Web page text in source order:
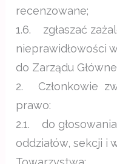
recenzowane;
1.6. zgłaszać
nieprawidłowości
do Zarządu
2. Członkowie
prawo:
2.1. do
oddziałów, sekcji i